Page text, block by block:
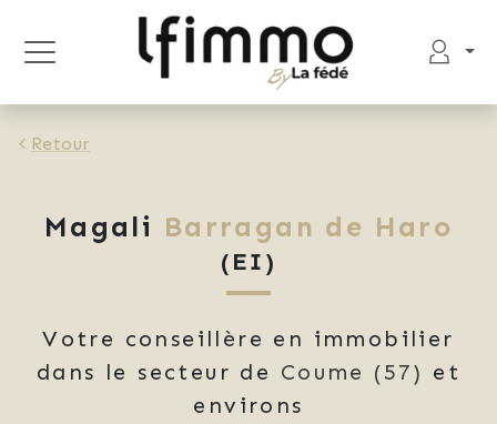
Retour
Magali Barragan de Haro
(EI)
Votre conseillère en immobilier
dans le secteur de Coume (57) et
environs